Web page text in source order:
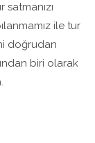
satmanızı
ile tur
doğrudan
biri olarak